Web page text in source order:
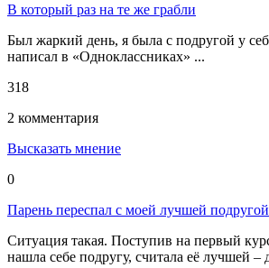
В который раз на те же грабли
Был жаркий день, я была с подругой у
написал в «Одноклассниках» ...
318
2 комментария
Высказать мнение
0
Парень переспал с моей лучшей подругой
Ситуация такая. Поступив на первый
нашла себе подругу, считала её лучшей –